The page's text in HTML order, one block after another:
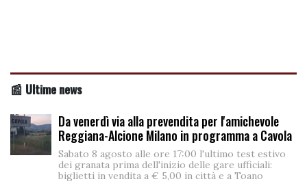
📰 Ultime news
Da venerdì via alla prevendita per l'amichevole
Reggiana-Alcione Milano in programma a Cavola
Sabato 8 agosto alle ore 17:00 l'ultimo test estivo
dei granata prima dell'inizio delle gare ufficiali:
biglietti in vendita a € 5,00 in città e a Toano